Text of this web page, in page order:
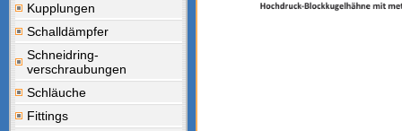
Kupplungen
Schalldämpfer
Schneidring-
verschraubungen
Schläuche
Fittings